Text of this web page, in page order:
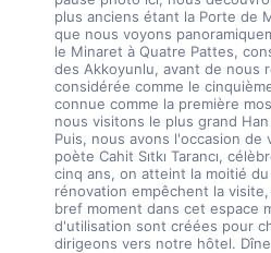
plus anciens étant la Porte de
que nous voyons
le Minaret à Quatre Pattes,
des Akkoyunlu, avant de nous
considérée comme le
connue comme la première
nous visitons le plus grand
Puis, nous avons l'occasion
poète Cahit Sıtkı Tarancı,
cinq ans, on atteint la moitié
rénovation empêchent la
bref moment dans cet espace
d'utilisation sont créées pour
dirigeons vers notre hôtel.